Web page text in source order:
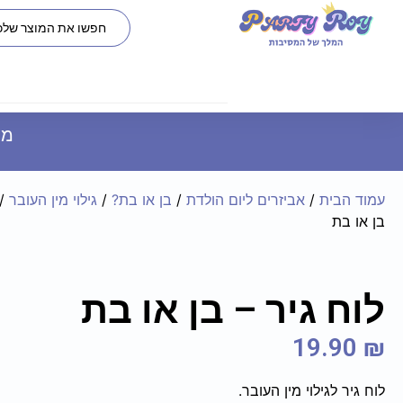
עמוד הבית / אביזרים ליום הולדת / בן או בת? / גילוי מין העובר
בן או בת
לוח גיר – בן או בת
19.90 ₪
לוח גיר לגילוי מין העובר.